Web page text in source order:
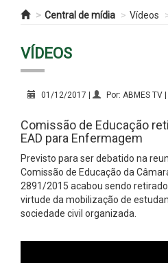
Central de mídia Vídeos
VÍDEOS
01/12/2017 | Por: ABMES TV |
Comissão de Educação
EAD para Enfermagem
Previsto para ser debatido na
Comissão de Educação da
2891/2015 acabou sendo
virtude da mobilização de
sociedade civil organizada.